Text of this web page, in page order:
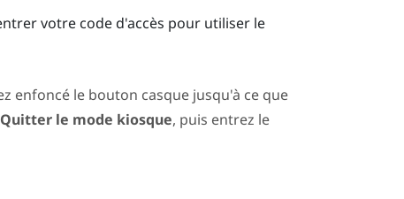
votre code d'accès pour utiliser le
enfoncé le bouton casquejusqu'à ce que
Quitter le mode kiosque, puis entrez le